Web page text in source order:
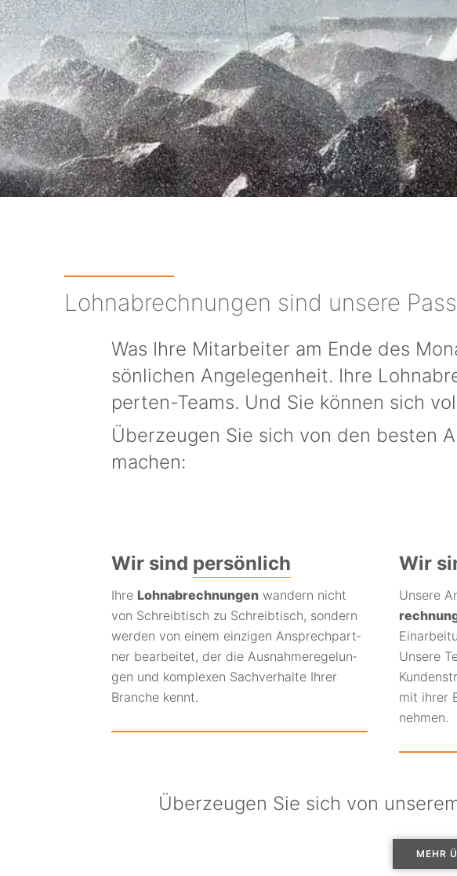
Lohn­ab­rech­nun­gen sind unsere
Was Ihre Mit­ar­bei­ter am Ende des
sön­lichen An­ge­legen­heit. Ihre
perten-Teams. Und Sie können sich
Über­zeugen Sie sich von den besten
machen:
Wir sind per­sönlich
Ihre Lohn­­ab­­rech­nun­­gen wandern nicht
von Schreib­­tisch zu Schreib­tisch, son­dern
wer­den von einem einzigen An­­sprech­­part­
ner be­ar­beitet, der die Aus­­nahme­re­gelun­
gen und kom­plexen Sach­­verhalte Ihrer
Branche kennt.
Wir
Unsere
Unsere
mit ihrer
nehmen.
Überzeugen Sie sich von
MEHR